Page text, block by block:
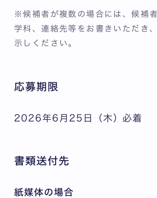
※候補者が複数の場合には、候補
学科、連絡先等をお書きいただき
示しください。
応募期限
2026年6月25日（木）必着
書類送付先
紙媒体の場合